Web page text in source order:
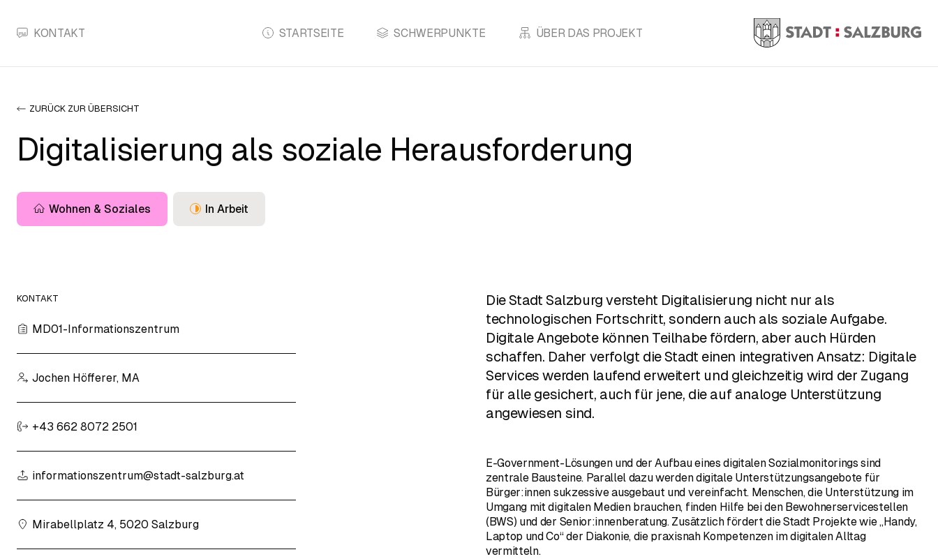
STARTSEITE SCHWERPUNKTE ÜBER DAS PROJEKT
KONTAKT
ZURÜCK ZUR ÜBERSICHT
Digitalisierung als soziale Herausforderung
Wohnen & Soziales In Arbeit
Die Stadt Salzburg versteht Digitalisierung nicht nur als
technologischen Fortschritt, sondern auch als soziale Aufgabe.
Digitale Angebote können Teilhabe fördern, aber auch Hürden
schaffen. Daher verfolgt die Stadt einen integrativen Ansatz: Digitale
Services werden laufend erweitert und gleichzeitig wird der Zugang
für alle gesichert, auch für jene, die auf analoge Unterstützung
angewiesen sind.
E-Government-Lösungen und der Aufbau eines digitalen Sozialmonitorings sind
zentrale Bausteine. Parallel dazu werden digitale Unterstützungsangebote für
Bürger:innen sukzessive ausgebaut und vereinfacht. Menschen, die Unterstützung im
Umgang mit digitalen Medien brauchen, finden Hilfe bei den Bewohnerservicestellen
(BWS) und der Senior:innenberatung. Zusätzlich fördert die Stadt Projekte wie „Handy,
Laptop und Co“ der Diakonie, die praxisnah Kompetenzen im digitalen Alltag
vermitteln.
KONTAKT
MD01-Informationszentrum
Jochen Höfferer, MA
+43 662 8072 2501
informationszentrum@stadt-salzburg.at
Mirabellplatz 4, 5020 Salzburg